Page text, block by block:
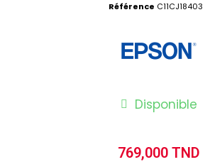
Référence C11CJ18403
Disponible
769,000 TND